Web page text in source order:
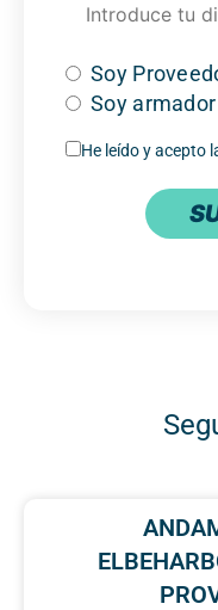
Soy
Soy armador
He leído y acepto